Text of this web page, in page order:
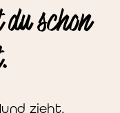
schon
zieht,